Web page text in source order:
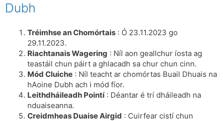
Dubh
Tréimhse an Chomórtais : Ó 23.11.2023 go
29.11.2023.
Riachtanais Wagering : Níl aon geallchur íosta ag
teastáil chun páirt a ghlacadh sa chur chun cinn.
Mód Cluiche : Níl teacht ar chomórtas Buail Dhuais na
hAoine Dubh ach i mód fíor.
Leithdháileadh Pointí: Déantar é trí dháileadh na
nduaiseanna.
Creidmheas Duaise Airgid : Cuirfear cistí chun